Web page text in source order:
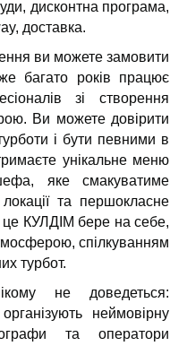
дисконтна програма,
доставка.
ви можете замовити
багато років працює
зі створення
Ви можете довірити
і бути певними в
унікальне меню
яке смакуватиме
та першокласне
КУЛДІМ бере на себе,
спілкуванням
турбот.
не доведеться:
неймовірну
та оператори